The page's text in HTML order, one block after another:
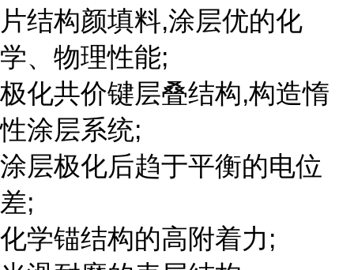
片结构颜填料,涂层优的化
学、物理性能;
极化共价键层叠结构,构造惰
性涂层系统;
涂层极化后趋于平衡的电位
差;
化学锚结构的高附着力;